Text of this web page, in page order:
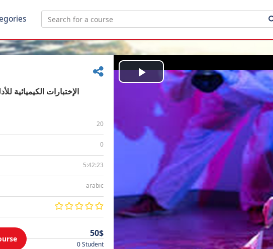
الإختبارات الكيميائية
20
0
5:42:23
arabic
50$
0 Student
Play
Video